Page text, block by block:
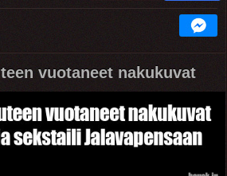
vuotaneet nakukuvat